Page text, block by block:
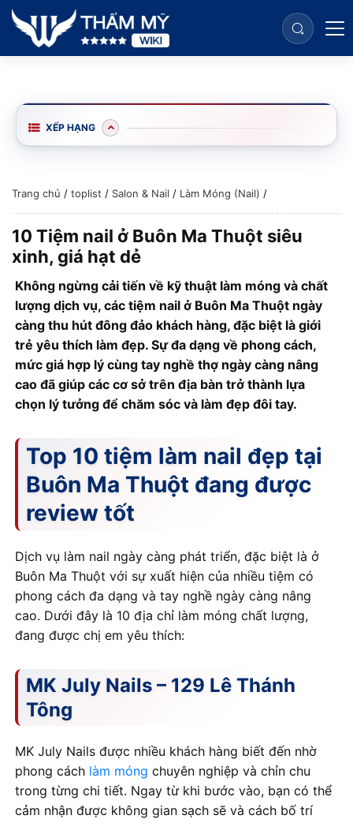
XẾP HẠNG
Trang chủ / toplist / Salon & Nail / Làm Móng (Nail) /
10 Tiệm nail ở Buôn Ma Thuột siêu
xinh, giá hạt dẻ
Không ngừng cải tiến về kỹ thuật làm móng và chất
lượng dịch vụ, các tiệm nail ở Buôn Ma Thuột ngày
càng thu hút đông đảo khách hàng, đặc biệt là giới
trẻ yêu thích làm đẹp. Sự đa dạng về phong cách,
mức giá hợp lý cùng tay nghề thợ ngày càng nâng
cao đã giúp các cơ sở trên địa bàn trở thành lựa
chọn lý tưởng để chăm sóc và làm đẹp đôi tay.
Top 10 tiệm làm nail đẹp tại
Buôn Ma Thuột đang được
review tốt
Dịch vụ làm nail ngày càng phát triển, đặc biệt là ở
Buôn Ma Thuột với sự xuất hiện của nhiều tiệm có
phong cách đa dạng và tay nghề ngày càng nâng
cao. Dưới đây là 10 địa chỉ làm móng chất lượng,
đang được chị em yêu thích:
MK July Nails – 129 Lê Thánh
Tông
MK July Nails được nhiều khách hàng biết đến nhờ
phong cách làm móng chuyên nghiệp và chỉn chu
trong từng chi tiết. Ngay từ khi bước vào, bạn có thể
cảm nhận được không gian sạch sẽ và cách bố trí